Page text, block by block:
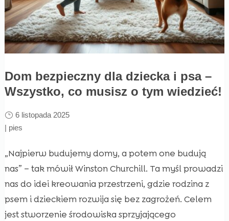
Dom bezpieczny dla dziecka i psa –
Wszystko, co musisz o tym wiedzieć!
6 listopada 2025
| pies
„Najpierw budujemy domy, a potem one budują
nas” – tak mówił Winston Churchill. Ta myśl prowadzi
nas do idei kreowania przestrzeni, gdzie rodzina z
psem i dzieckiem rozwija się bez zagrożeń. Celem
jest stworzenie środowiska sprzyjającego